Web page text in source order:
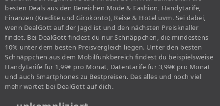
besten Deals aus den Bereichen Mode & Fashion, Handytarife,
Finanzen (Kredite und Girokonto), Reise & Hotel uvm. Sei dabei,
wenn DealGott auf der Jagd ist und den nächsten Preisknaller
findet. Bei DealGott findest du nur Schnäppchen, die mindestens
10% unter dem besten Preisvergleich liegen. Unter den besten
Schnäppchen aus dem Mobilfunkbereich findest du beispielsweise
Handytarife für 1,99€ pro Monat, Datentarife für 3,99€ pro Monat
und auch Smartphones zu Bestpreisen. Das alles und noch viel
mehr wartet bei DealGott auf dich.